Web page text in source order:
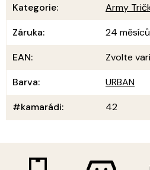
Kategorie:
Army
Záruka:
24 měsíců
EAN:
Zvolte
Barva:
URBAN
#kamarádi: 42